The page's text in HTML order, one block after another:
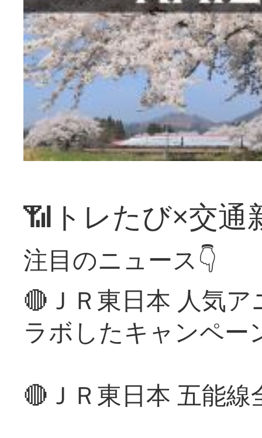
📶トレたび×交通
注目のニュース👇
🔴ＪＲ東日本 人気
ラボしたキャンペー
🔴ＪＲ東日本 五能